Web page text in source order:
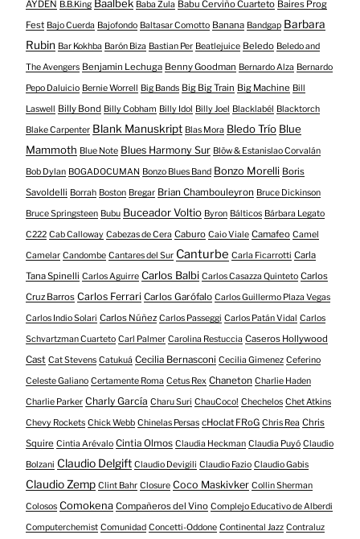
AYDEN B.B.King Baalbek Baba Zula Babu Cerviño Cuarteto Baires Prog
Fest Bajo Cuerda Bajofondo Baltasar Comotto Banana Bandgap Barbara
Rubin Bar Kokhba Barón Biza Bastian Per Beatlejuice Beledo Beledo and
The Avengers Benjamin Lechuga Benny Goodman Bernardo Alza Bernardo
Pepo Daluicio Bernie Worrell Big Bands Big Big Train Big Machine Bill
Laswell Billy Bond Billy Cobham Billy Idol Billy Joel Blacklabél Blacktorch
Blake Carpenter Blank Manuskript Blas Mora Bledo Trío Blue
Mammoth Blue Note Blues Harmony Sur Blöw & Estanislao Corvalán
Bob Dylan BOGADOCUMAN Bonzo Blues Band Bonzo Morelli Boris
Savoldelli Borrah Boston Bregar Brian Chambouleyron Bruce Dickinson
Bruce Springsteen Bubu Buceador Voltio Byron Bálticos Bárbara Legato
C222 Cab Calloway Cabezas de Cera Caburo Caio Viale Camafeo Camel
Camelar Candombe Cantares del Sur Canturbe Carla Ficarrotti Carla
Tana Spinelli Carlos Aguirre Carlos Balbi Carlos Casazza Quinteto Carlos
Cruz Barros Carlos Ferrari Carlos Garófalo Carlos Guillermo Plaza Vegas
Carlos Indio Solari Carlos Núñez Carlos Passeggi Carlos Patán Vidal Carlos
Schvartzman Cuarteto Carl Palmer Carolina Restuccia Caseros Hollywood
Cast Cat Stevens Catukuá Cecilia Bernasconi Cecilia Gimenez Ceferino
Celeste Galiano Certamente Roma Cetus Rex Chaneton Charlie Haden
Charlie Parker Charly García Charu Suri ChauCoco! Chechelos Chet Atkins
Chevy Rockets Chick Webb Chinelas Persas cHoclat FRoG Chris Rea Chris
Squire Cintia Arévalo Cintia Olmos Claudia Heckman Claudia Puyó Claudio
Bolzani Claudio Delgift Claudio Devigili Claudio Fazio Claudio Gabis
Claudio Zemp Clint Bahr Closure Coco Maskivker Collin Sherman
Colosos Comokena Compañeros del Vino Complejo Educativo de Alberdi
Computerchemist Comunidad Concetti-Oddone Continental Jazz Contraluz